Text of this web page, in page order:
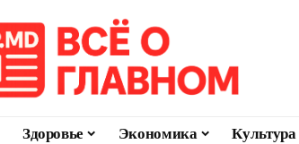
Здоровье Экономика Культура